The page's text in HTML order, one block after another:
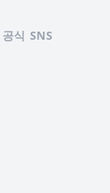
공식 SNS